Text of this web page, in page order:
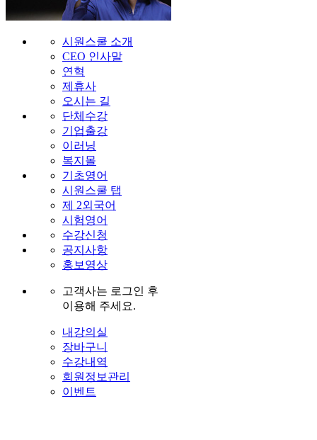
시원스쿨 소개
CEO 인사말
연혁
제휴사
오시는 길
단체수강
기업출강
이러닝
복지몰
기초영어
시원스쿨 탭
제 2외국어
시험영어
수강신청
공지사항
홍보영상
고객사는 로그인 후
이용해 주세요.
내강의실
장바구니
수강내역
회원정보관리
이벤트